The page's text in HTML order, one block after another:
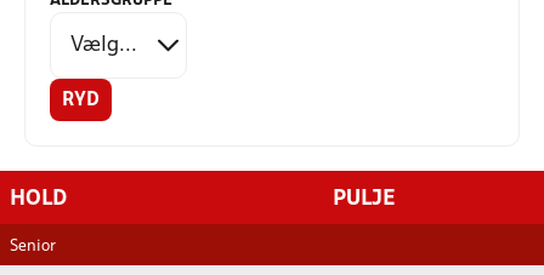
RYD
HOLD PULJE
Senior